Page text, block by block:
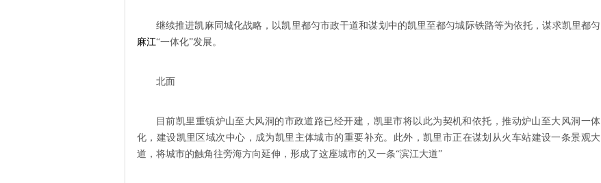
继续推进凯麻同城化战略，以凯里都匀市政干道和谋划中的凯里至都匀城际铁路等为依托，谋求凯里都匀
麻江“一体化”发展。
北面
目前凯里重镇炉山至大风洞的市政道路已经开建，凯里市将以此为契机和依托，推动炉山至大风洞一体
化，建设凯里区域次中心，成为凯里主体城市的重要补充。此外，凯里市正在谋划从火车站建设一条景观大
道，将城市的触角往旁海方向延伸，形成了这座城市的又一条“滨江大道”